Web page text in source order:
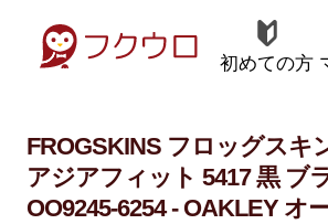
初めての方
FROGSKINS フロッグスキ
アジアフィット 5417 黒 ブ
OO9245-6254 - OAKLEY オ